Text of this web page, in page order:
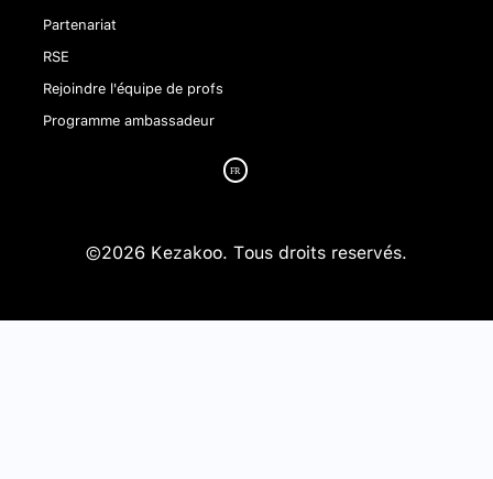
Partenariat
RSE
Rejoindre l'équipe de profs
Programme ambassadeur
©2026 Kezakoo. Tous droits reservés.